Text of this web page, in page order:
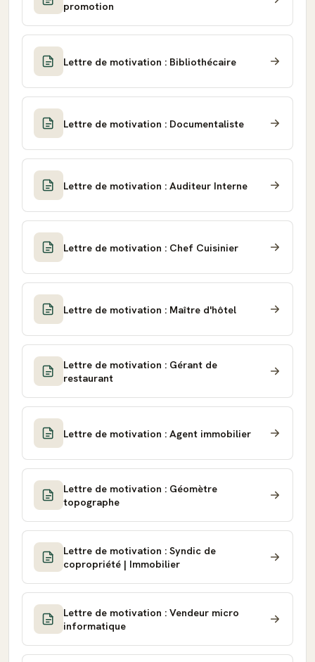
promotion
Lettre de motivation : Bibliothécaire
Lettre de motivation : Documentaliste
Lettre de motivation : Auditeur Interne
Lettre de motivation : Chef Cuisinier
Lettre de motivation : Maître d'hôtel
Lettre de motivation : Gérant de
restaurant
Lettre de motivation : Agent immobilier
Lettre de motivation : Géomètre
topographe
Lettre de motivation : Syndic de
copropriété | Immobilier
Lettre de motivation : Vendeur micro
informatique